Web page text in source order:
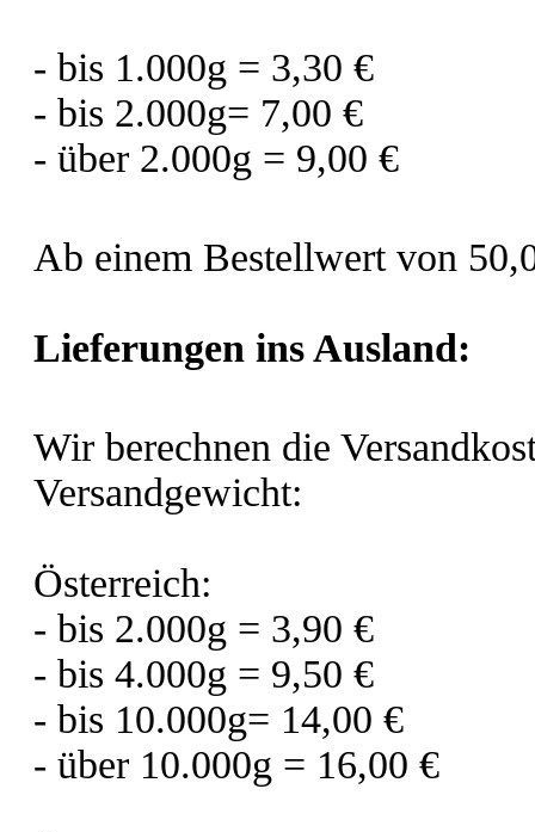
- bis 1.000g = 3,30 €
- bis 2.000g= 7,00 €
- über 2.000g = 9,00 €
Ab einem Bestellwert von
Lieferungen ins Ausland:
Wir berechnen die
Versandgewicht:
Österreich:
- bis 2.000g = 3,90 €
- bis 4.000g = 9,50 €
- bis 10.000g= 14,00 €
- über 10.000g = 16,00 €